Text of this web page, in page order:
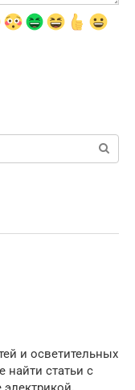
и осветительных
найти статьи с